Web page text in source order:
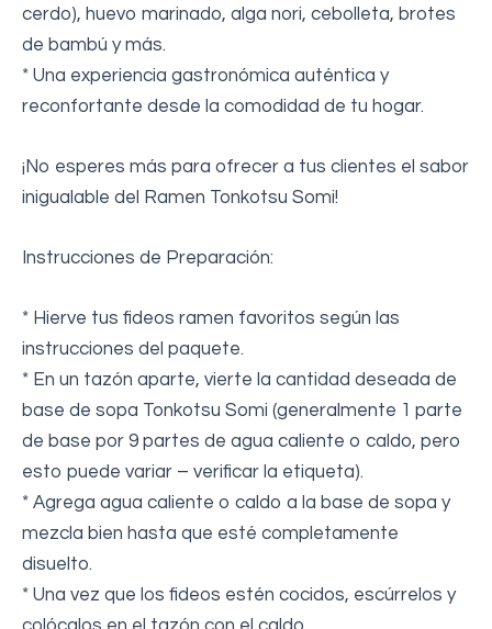
cerdo), huevo marinado, alga nori, cebolleta, brotes
de bambú y más.
* Una experiencia gastronómica auténtica y
reconfortante desde la comodidad de tu hogar.
¡No esperes más para ofrecer a tus clientes el sabor
inigualable del Ramen Tonkotsu Somi!
Instrucciones de Preparación:
* Hierve tus fideos ramen favoritos según las
instrucciones del paquete.
* En un tazón aparte, vierte la cantidad deseada de
base de sopa Tonkotsu Somi (generalmente 1 parte
de base por 9 partes de agua caliente o caldo, pero
esto puede variar – verificar la etiqueta).
* Agrega agua caliente o caldo a la base de sopa y
mezcla bien hasta que esté completamente
disuelto.
* Una vez que los fideos estén cocidos, escúrrelos y